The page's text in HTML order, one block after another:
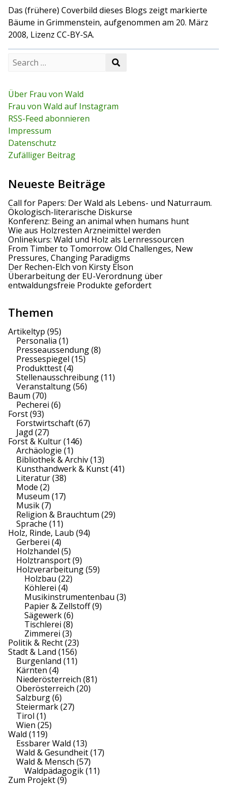
Das (frühere) Coverbild dieses Blogs zeigt markierte
Bäume in Grimmenstein, aufgenommen am 20. März
2008, Lizenz CC-BY-SA.
c
h
f
o
r
:
Über Frau von Wald
Frau von Wald auf Instagram
RSS-Feed abonnieren
Impressum
Datenschutz
Zufälliger Beitrag
Neueste Beiträge
Call for Papers: Der Wald als Lebens- und Naturraum.
Ökologisch-literarische Diskurse
Konferenz: Being an animal when humans hunt
Wie aus Holzresten Arzneimittel werden
Onlinekurs: Wald und Holz als Lernressourcen
From Timber to Tomorrow: Old Challenges, New
Pressures, Changing Paradigms
Der Rechen-Elch von Kirsty Elson
Überarbeitung der EU-Verordnung über
entwaldungsfreie Produkte gefordert
Themen
Artikeltyp (95)
Personalia (1)
Presseaussendung(8)
Pressespiegel (15)
Produkttest(4)
Stellenausschreibung(11)
Veranstaltung(56)
Baum (70)
Pecherei (6)
Forst(93)
Forstwirtschaft(67)
Jagd (27)
Forst & Kultur(146)
Archäologie (1)
Bibliothek & Archiv(13)
Kunsthandwerk & Kunst(41)
Literatur(38)
Mode (2)
Museum (17)
Musik(7)
Religion & Brauchtum (29)
Sprache (11)
Holz, Rinde, Laub (94)
Gerberei (4)
Holzhandel (5)
Holztransport(9)
Holzverarbeitung(59)
Holzbau (22)
Köhlerei (4)
Musikinstrumentenbau (3)
Papier & Zellstoff(9)
Sägewerk(6)
Tischlerei (8)
Zimmerei (3)
Politik & Recht(23)
Stadt & Land (156)
Burgenland (11)
Kärnten (4)
Niederösterreich (81)
Oberösterreich (20)
Salzburg(6)
Steiermark(27)
Tirol (1)
Wien (25)
Wald (119)
Essbarer Wald (13)
Wald & Gesundheit(17)
Wald & Mensch (57)
Waldpädagogik(11)
Zum Projekt(9)